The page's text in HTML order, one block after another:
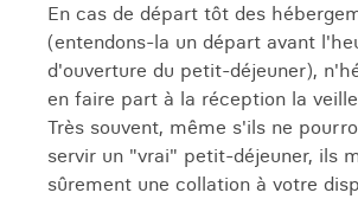
En cas de départ tôt des
(entendons-la un départ avant
d'ouverture du petit-déjeuner),
en faire part à la réception la
Très souvent, même s'ils ne
servir un "vrai" petit-déjeuner, ils
sûrement une collation à votre